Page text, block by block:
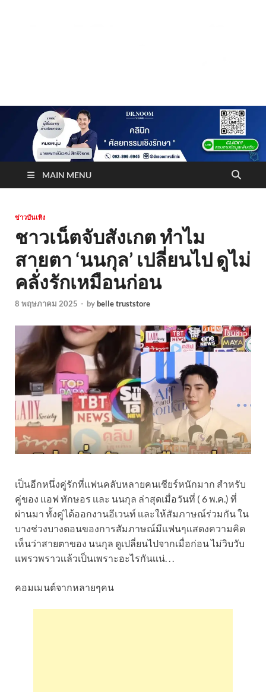
Truststoreonline
MAIN MENU
ข่าวบันเทิง
ชาวเน็ตจับสังเกต ทำไม
สายตา ‘นนกุล’ เปลี่ยนไป ดูไม่
คลั่งรักเหมือนก่อน
8 พฤษภาคม 2025 - bybelle truststore
เป็นอีกหนึ่งคู่รักที่เเฟนคลับหลายคนเชียร์หนักมาก สำหรับ
คู่ของ เเอฟ ทักษอร เเละ นนกุล ล่าสุดเมื่อวันที่ ( 6 พ.ค.) ที่
ผ่านมา ทั้งคู่ได้ออกงานอีเวนท์ เเละให้สัมภาษณ์ร่วมกัน ใน
บางช่วงบางตอนของการสัมภาษณ์มีเเฟนๆเเสดงความคิด
เห็นว่าสายตาของ นนกุล ดูเปลี่ยนไปจากเมื่อก่อน ไม่วิบวับ
เเพรวพราวเเล้วเป็นเพราะอะไรกันเเน่. . .
คอมเมนต์จากหลายๆคน